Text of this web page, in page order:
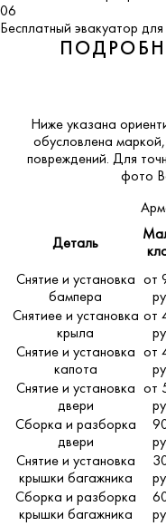
06
Бесплатный эвакуатор
Ниже указана
обусловлена
повреждений. Для
фото
Деталь
Снятие и установка
бампера
от
Снятиее и установка
крыла
от
Снятие и установка
капота
от
Снятие и установка
двери
от
Сборка и разборка
двери
Снятие и установка
крышки багажника
Сборка и разборка
крышки багажника